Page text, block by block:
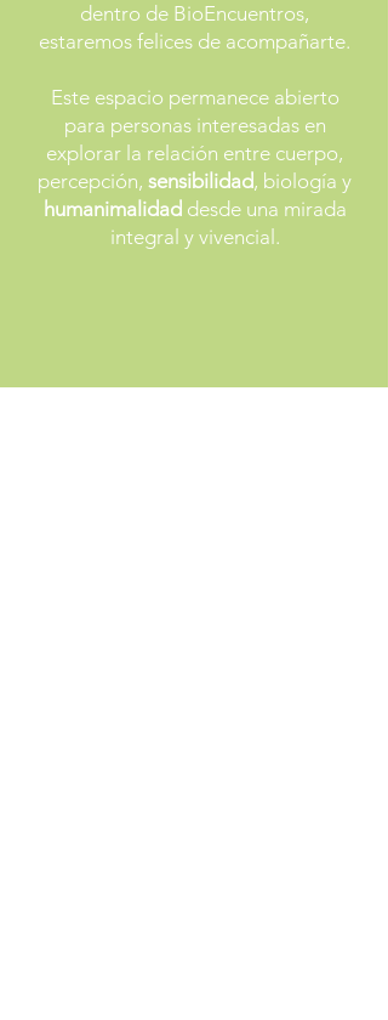
dentro de BioEncuentros,
estaremos felices de acompañarte.
Este espacio permanece abierto
para personas interesadas en
explorar la relación entre cuerpo,
percepción, sensibilidad, biología y
humanimalidad desde una mirada
integral y vivencial.